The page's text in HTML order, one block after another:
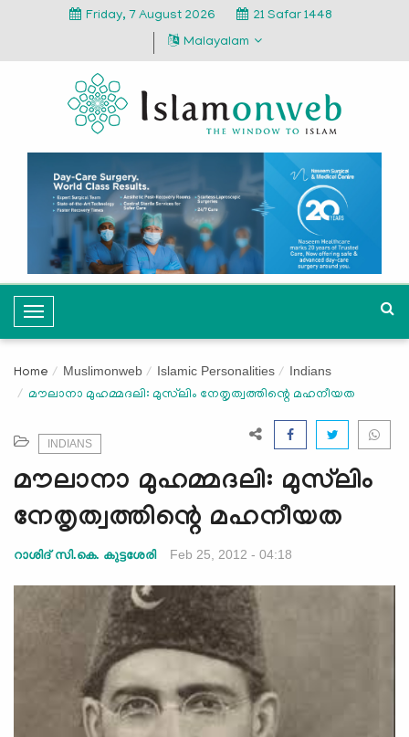
Friday, 7 August 2026
21 Safar 1448
Malayalam
T
o
g
l
a
v
i
a
Home Muslimonweb Islamic Personalities Indians
മൗലാനാ മുഹമ്മദലി: മുസ്‌ലിം നേതൃത്വത്തിന്റെ മഹനീയത
INDIANS
മൗലാനാ മുഹമ്മദലി: മുസ്‌ലിം
നേതൃത്വത്തിന്റെ മഹനീയത
റാശിദ് സി.കെ. കുട്ടശേരി Feb 25, 2012 - 04:18